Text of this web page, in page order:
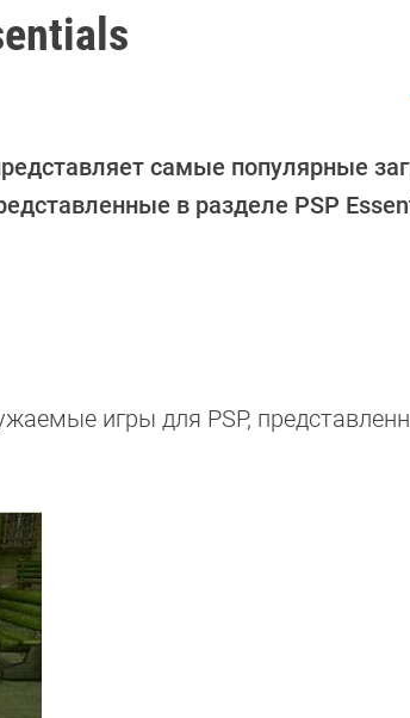
самые популярные
в разделе PSP
игры для PSP,